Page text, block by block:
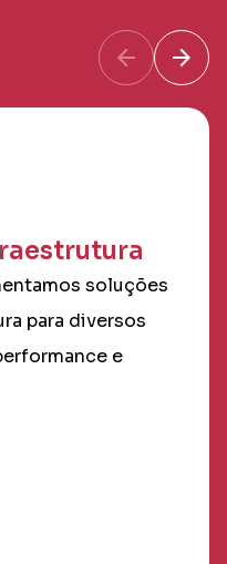
arrow_back arrow_forward
soluções
para diversos
e